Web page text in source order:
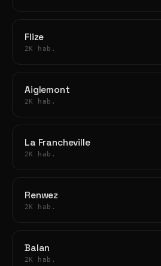
Flize
2K hab.
Aiglemont
2K hab.
La Francheville
2K hab.
Renwez
2K hab.
Balan
2K hab.